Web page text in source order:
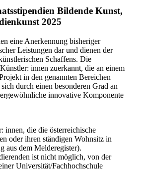
Bildende Kunst,
2025
eine Anerkennung bisheriger
Leistungen dar und dienen der
Schaffens. Die
innen zuerkannt, die an einem
in den genannten Bereichen
durch einen besonderen Grad an
innovative Komponente
innen, die die österreichische
oder ihren ständigen Wohnsitz in
aus dem Melderegister).
ist nicht möglich, von der
Universität/Fachhochschule